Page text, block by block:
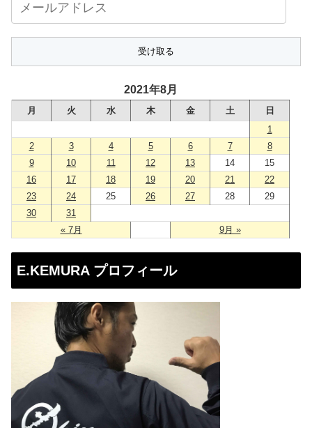
ー
ル
レ
ス
2021年8月
月 火 水 木 金 土 日
« 7月 9月 »
1
2
3 4 5 6 7
8
9
10 11 12 13 14
15
16
17 18 19 20 21
22
23
24 25 26 27 28
29
30
31
E.KEMURA プロフィール